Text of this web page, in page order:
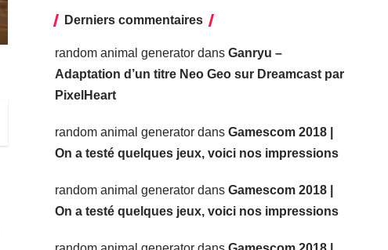
Derniers commentaires
random animal generatordans Ganryu –
Adaptation d’un titre Neo Geo sur Dreamcast par
PixelHeart
random animal generatordans Gamescom 2018 |
On a testé quelques jeux, voici nos impressions
random animal generatordans Gamescom 2018 |
On a testé quelques jeux, voici nos impressions